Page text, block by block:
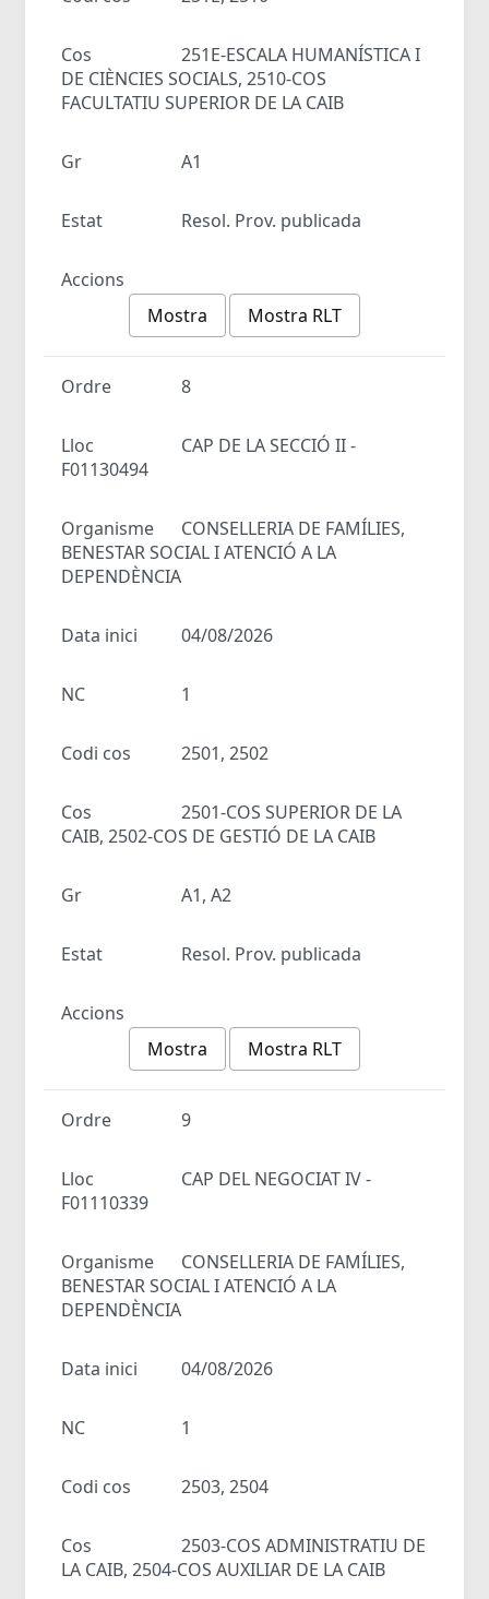
Cos
251E-ESCALA HUMANÍSTICA I
DE CIÈNCIES SOCIALS, 2510-COS
FACULTATIU SUPERIOR DE LA CAIB
Gr A1
Estat Resol. Prov. publicada
Accions
Mostra
Mostra RLT
Ordre 8
Lloc
CAP DE LA SECCIÓ II -
F01130494
Organisme
CONSELLERIA DE FAMÍLIES,
BENESTAR SOCIAL I ATENCIÓ A LA
DEPENDÈNCIA
Data inici 04/08/2026
NC 1
Codi cos 2501, 2502
Cos
2501-COS SUPERIOR DE LA
CAIB, 2502-COS DE GESTIÓ DE LA CAIB
Gr A1, A2
Estat Resol. Prov. publicada
Accions
Mostra
Mostra RLT
Ordre 9
Lloc
CAP DEL NEGOCIAT IV -
F01110339
Organisme
CONSELLERIA DE FAMÍLIES,
BENESTAR SOCIAL I ATENCIÓ A LA
DEPENDÈNCIA
Data inici 04/08/2026
NC 1
Codi cos 2503, 2504
Cos
2503-COS ADMINISTRATIU DE
LA CAIB, 2504-COS AUXILIAR DE LA CAIB